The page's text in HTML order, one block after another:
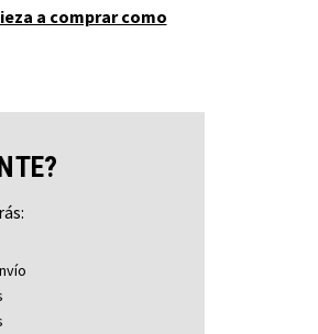
a comprar como